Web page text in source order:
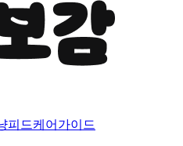
피드케어가이드